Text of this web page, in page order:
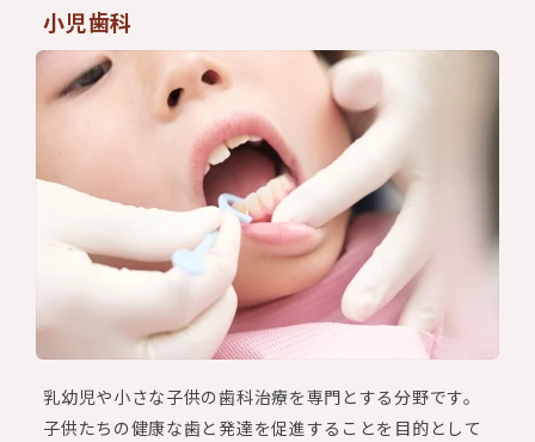
小児歯科
乳幼児や小さな子供の歯科治療を専門とする分野です。
子供たちの健康な歯と発達を促進することを目的として